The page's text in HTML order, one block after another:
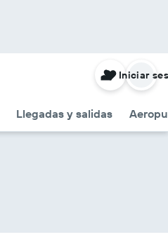
Llegadas y salidas
Iniciar